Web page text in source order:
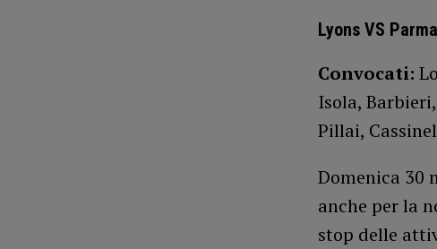
Lyons VS
Convocati:
Isola,
Pillai,
Domenica 30
anche per la
stop delle